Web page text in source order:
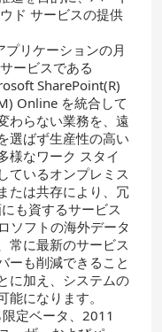
ド サービスの提供
リケーションの月
ービスである
SharePoint(R)
Online を統合して
わらない業務を、遠
選ばず生産性の高い
様なワーク スタイ
ているオンプレミス
たは共存により、冗
も資するサービス
ソフトの海外データ
常に最新のサービス
ーも削減できること
に加え、システムの
になります。
定ベータ、2011